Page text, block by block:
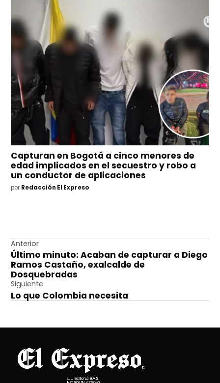
Capturan en Bogotá a cinco menores de
edad implicados en el secuestro y robo a
un conductor de aplicaciones
por Redacción El Expreso
Navegación
de
entradas
Anterior
Último minuto: Acaban de capturar a Diego
Ramos Castaño, exalcalde de
Dosquebradas
Siguiente
Lo que Colombia necesita